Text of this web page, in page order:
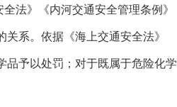
法》《内河交通安全管理条例》
系。依据《海上交通安全法》
品予以处罚；对于既属于危险化学